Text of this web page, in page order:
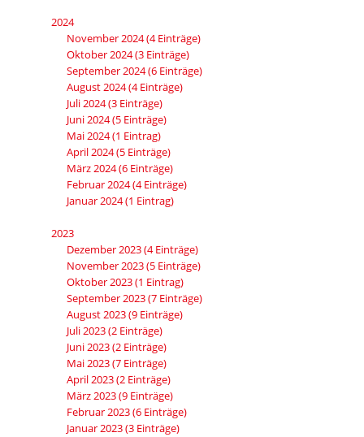
2024
November 2024 (4 Einträge)
Oktober 2024 (3 Einträge)
September 2024 (6 Einträge)
August 2024 (4 Einträge)
Juli 2024 (3 Einträge)
Juni 2024 (5 Einträge)
Mai 2024 (1 Eintrag)
April 2024 (5 Einträge)
März 2024 (6 Einträge)
Februar 2024 (4 Einträge)
Januar 2024 (1 Eintrag)
2023
Dezember 2023 (4 Einträge)
November 2023 (5 Einträge)
Oktober 2023 (1 Eintrag)
September 2023 (7 Einträge)
August 2023 (9 Einträge)
Juli 2023 (2 Einträge)
Juni 2023 (2 Einträge)
Mai 2023 (7 Einträge)
April 2023 (2 Einträge)
März 2023 (9 Einträge)
Februar 2023 (6 Einträge)
Januar 2023 (3 Einträge)